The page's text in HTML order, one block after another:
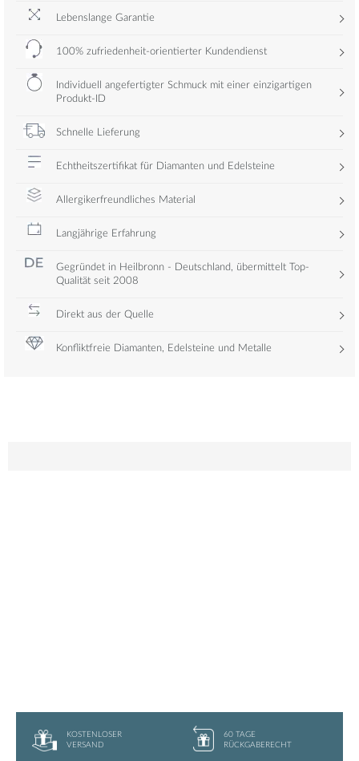
Lebenslange Garantie
100% zufriedenheit-orientierter Kundendienst
Individuell angefertigter Schmuck mit einer einzigartigen
Produkt-ID
Schnelle Lieferung
Echtheitszertifikat für Diamanten und Edelsteine
Allergikerfreundliches Material
Langjährige Erfahrung
Gegründet in Heilbronn - Deutschland, übermittelt Top-
Qualität seit 2008
Direkt aus der Quelle
Konfliktfreie Diamanten, Edelsteine und Metalle
KOSTENLOSER
VERSAND
60 TAGE
RÜCKGABERECHT